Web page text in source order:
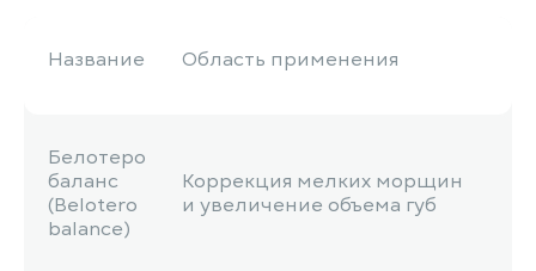
Название Область применения
Белотеро
баланс
(Belotero
balance)
Коррекция мелких морщин
и увеличение объема губ